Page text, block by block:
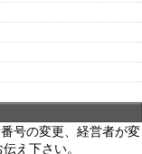
号の変更、経営者が変
え下さい。